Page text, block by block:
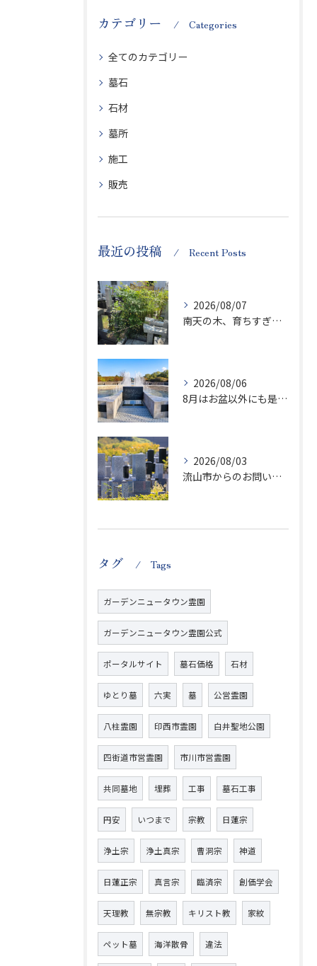
カテゴリー Categories
全てのカテゴリー
墓石
石材
墓所
施工
販売
最近の投稿 Recent Posts
2026/08/07
南天の木、育ちすぎます…笑
2026/08/06
8月はお盆以外にも是非ご供養の気持ちを！
2026/08/03
流山市からのお問い合わせが急増中です、かなり悪質な業者さんとお寺さんらしいです
タグ Tags
ガーデンニュータウン霊園
ガーデンニュータウン霊園公式
ポータルサイト 墓石価格 石材
ゆとり墓 六実 墓 公営霊園
八柱霊園 印西市霊園 白井聖地公園
四街道市営霊園 市川市営霊園
共同墓地 埋葬 工事 墓石工事
円安 いつまで 宗教 日蓮宗
浄土宗 浄土真宗 曹洞宗 神道
日蓮正宗 真言宗 臨済宗 創価学会
天理教 無宗教 キリスト教 家紋
ペット墓 海洋散骨 違法